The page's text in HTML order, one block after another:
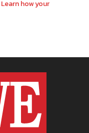
Learn how your